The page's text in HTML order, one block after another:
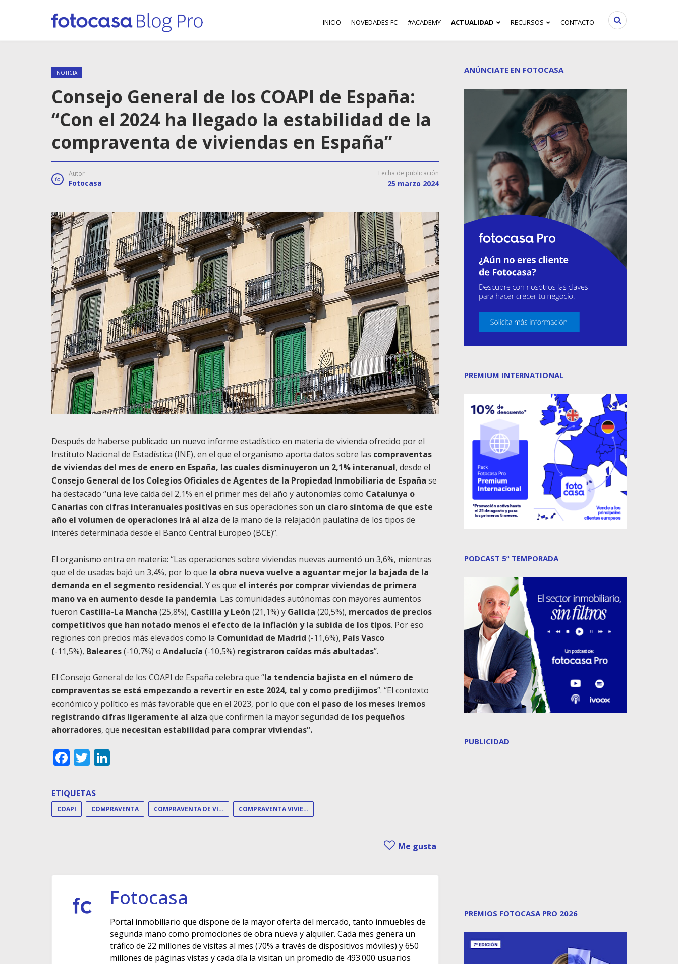
INICIO NOVEDADES FC #ACADEMY ACTUALIDAD RECURSOS CONTACTO
NOTICIA
Consejo General de los COAPI de España:
“Con el 2024 ha llegado la estabilidad de la
compraventa de viviendas en España”
Autor
Fotocasa
Fecha de publicación
25 marzo 2024
Después de haberse publicado un nuevo informe estadístico en materia de vivienda ofrecido por el
Instituto Nacional de Estadística (INE), en el que el organismo aporta datos sobre las compraventas
de viviendas del mes de enero en España, las cuales disminuyeron un 2,1% interanual, desde el
Consejo General de los Colegios Oficiales de Agentes de la Propiedad Inmobiliaria de España se
ha destacado “una leve caída del 2,1% en el primer mes del año y autonomías como Catalunya o
Canarias con cifras interanuales positivasen sus operaciones son un claro síntoma de que este
año el volumen de operaciones irá al alza de la mano de la relajación paulatina de los tipos de
interés determinada desde el Banco Central Europeo (BCE)”.
El organismo entra en materia: “Las operaciones sobre viviendas nuevas aumentó un 3,6%, mientras
que el de usadas bajó un 3,4%, por lo que la obra nueva vuelve a aguantar mejor la bajada de la
demanda en el segmento residencial. Y es que el interés por comprar viviendas de primera
mano va en aumento desde la pandemia. Las comunidades autónomas con mayores aumentos
fueron Castilla-La Mancha (25,8%), Castilla y León (21,1%) y Galicia (20,5%), mercados de precios
competitivos que han notado menos el efecto de la inflación y la subida de los tipos. Por eso
regiones con precios más elevados como la Comunidad de Madrid (-11,6%), País Vasco
(-11,5%), Baleares(-10,7%) o Andalucía (-10,5%) registraron caídas más abultadas”.
El Consejo General de los COAPI de España celebra que “la tendencia bajista en el número de
compraventas se está empezando a revertir en este 2024, tal y como predijimos”. “El contexto
económico y político es más favorable que en el 2023, por lo que con el paso de los meses iremos
registrando cifras ligeramente al alza que confirmen la mayor seguridad de los pequeños
ahorradores, que necesitan estabilidad para comprar viviendas”.
Facebook
Twitter
ETIQUETAS
COAPI COMPRAVENTA COMPRAVENTA DE VIVIENDAS COMPRAVENTA VIVIENDA
Me gusta
Fotocasa
Portal inmobiliario que dispone de la mayor oferta del mercado, tanto inmuebles de
segunda mano como promociones de obra nueva y alquiler. Cada mes genera un
tráfico de 22 millones de visitas al mes (70% a través de dispositivos móviles) y 650
millones de páginas vistas y cada día la visitan un promedio de 493.000 usuarios
ANÚNCIATE EN FOTOCASA
PREMIUM INTERNATIONAL
PODCAST 5ª TEMPORADA
PUBLICIDAD
PREMIOS FOTOCASA PRO 2026